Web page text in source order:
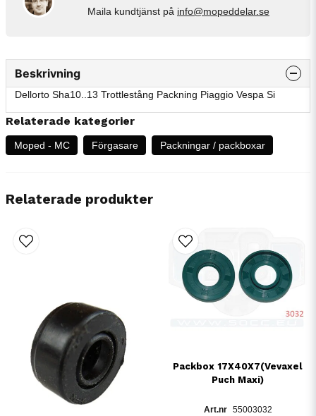
Maila kundtjänst på info@mopeddelar.se
Beskrivning
Dellorto Sha10..13 Trottlestång Packning Piaggio Vespa Si
Relaterade kategorier
Moped - MC Förgasare Packningar / packboxar
Relaterade produkter
Packbox 17X40X7(Vevaxel
Puch Maxi)
55003032